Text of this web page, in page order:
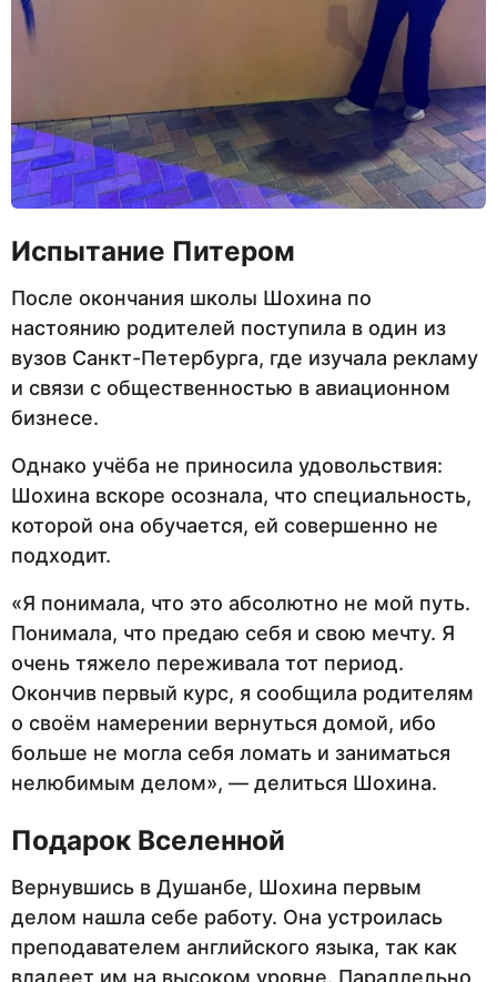
Испытание Питером
После окончания школы Шохина по
настоянию родителей поступила в один из
вузов Санкт-Петербурга, где изучала рекламу
и связи с общественностью в авиационном
бизнесе.
Однако учёба не приносила удовольствия:
Шохина вскоре осознала, что специальность,
которой она обучается, ей совершенно не
подходит.
«Я понимала, что это абсолютно не мой путь.
Понимала, что предаю себя и свою мечту. Я
очень тяжело переживала тот период.
Окончив первый курс, я сообщила родителям
о своём намерении вернуться домой, ибо
больше не могла себя ломать и заниматься
нелюбимым делом», — делиться Шохина.
Подарок Вселенной
Вернувшись в Душанбе, Шохина первым
делом нашла себе работу. Она устроилась
преподавателем английского языка, так как
владеет им на высоком уровне. Параллельно